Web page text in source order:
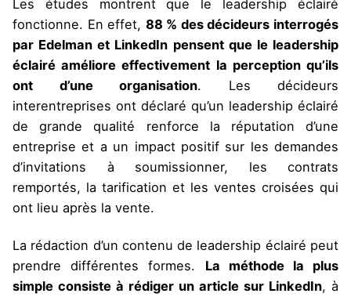
Les études montrent que le leadership éclairé
fonctionne. En effet, 88 % des décideurs interrogés
par Edelman et LinkedIn pensent que le leadership
éclairé améliore effectivement la perception qu’ils
ont d’une organisation. Les décideurs
interentreprises ont déclaré qu’un leadership éclairé
de grande qualité renforce la réputation d’une
entreprise et a un impact positif sur les demandes
d’invitations à soumissionner, les contrats
remportés, la tarification et les ventes croisées qui
ont lieu après la vente.
La rédaction d’un contenu de leadership éclairé peut
prendre différentes formes. La méthode la plus
simple consiste à rédiger un article sur LinkedIn, à